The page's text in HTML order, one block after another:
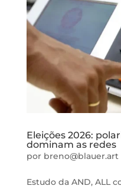
Eleições 2026:
dominam as redes
por breno@blauer.art
Estudo da AND, ALL